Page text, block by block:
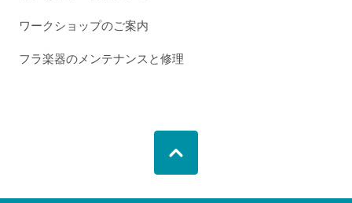
ワークショップのご案内
フラ楽器のメンテナンスと修理